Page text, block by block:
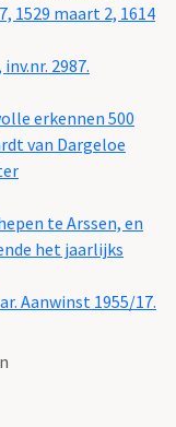
1529 maart 2, 1614
2987.
erkennen 500
van Dargeloe
te Arssen, en
het jaarlijks
Aanwinst 1955/17.